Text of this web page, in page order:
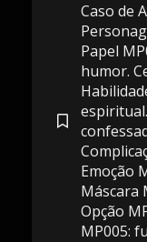
Caso de
Papel
humor.
Emoção
Máscara
Opção
MP005: